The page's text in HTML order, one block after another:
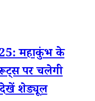
महाकुंभ के
पर चलेगी
शेड्यूल